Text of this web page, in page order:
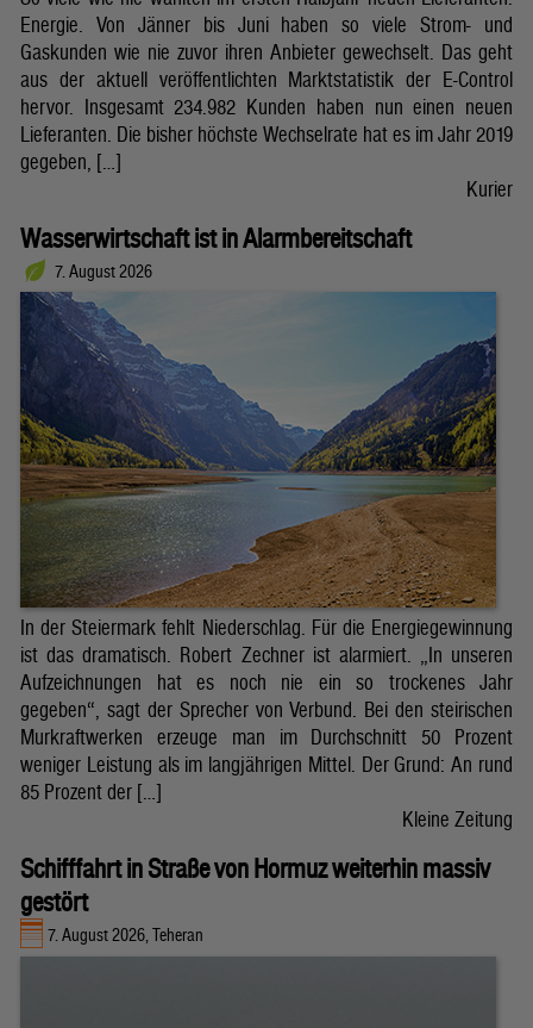
Energie. Von Jänner bis Juni haben so viele Strom- und
Gaskunden wie nie zuvor ihren Anbieter gewechselt. Das geht
aus der aktuell veröffentlichten Marktstatistik der E-Control
hervor. Insgesamt 234.982 Kunden haben nun einen neuen
Lieferanten. Die bisher höchste Wechselrate hat es im Jahr 2019
gegeben, […]
Kurier
Wasserwirtschaft ist in Alarmbereitschaft
7. August 2026
In der Steiermark fehlt Niederschlag. Für die Energiegewinnung
ist das dramatisch. Robert Zechner ist alarmiert. „In unseren
Aufzeichnungen hat es noch nie ein so trockenes Jahr
gegeben“, sagt der Sprecher von Verbund. Bei den steirischen
Murkraftwerken erzeuge man im Durchschnitt 50 Prozent
weniger Leistung als im langjährigen Mittel. Der Grund: An rund
85 Prozent der […]
Kleine Zeitung
Schifffahrt in Straße von Hormuz weiterhin massiv
gestört
7. August 2026, Teheran